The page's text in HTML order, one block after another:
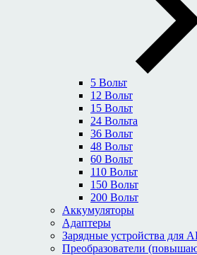
5 Вольт
12 Вольт
15 Вольт
24 Вольта
36 Вольт
48 Вольт
60 Вольт
110 Вольт
150 Вольт
200 Вольт
Аккумуляторы
Адаптеры
Зарядные устройства для
Преобразователи